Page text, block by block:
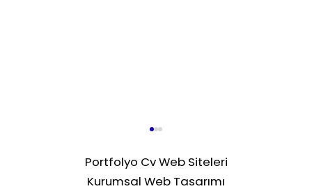
Portfolyo Cv Web Siteleri
Kurumsal Web Tasarımı